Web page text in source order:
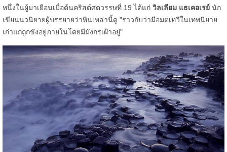
หนึ่งในผู้มาเยือนเมื่อต้นคริสต์ศตวรรษที่ 19 ได้แก่ วิลเลียม แธเคอเรย์ นัก
เขียนนวนิยายผู้บรรยายว่าหินเหล่านี้ดู "ราวกับว่ามีอมตเทวีในเทพนิยาย
เก่าแก่ถูกขังอยู่ภายในโดยมีมังกรเฝ้าอยู่"